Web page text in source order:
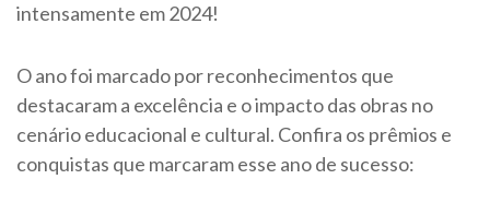
intensamente em 2024!
O ano foi marcado por reconhecimentos que
destacaram a excelência e o impacto das obras no
cenário educacional e cultural. Confira os prêmios e
conquistas que marcaram esse ano de sucesso: